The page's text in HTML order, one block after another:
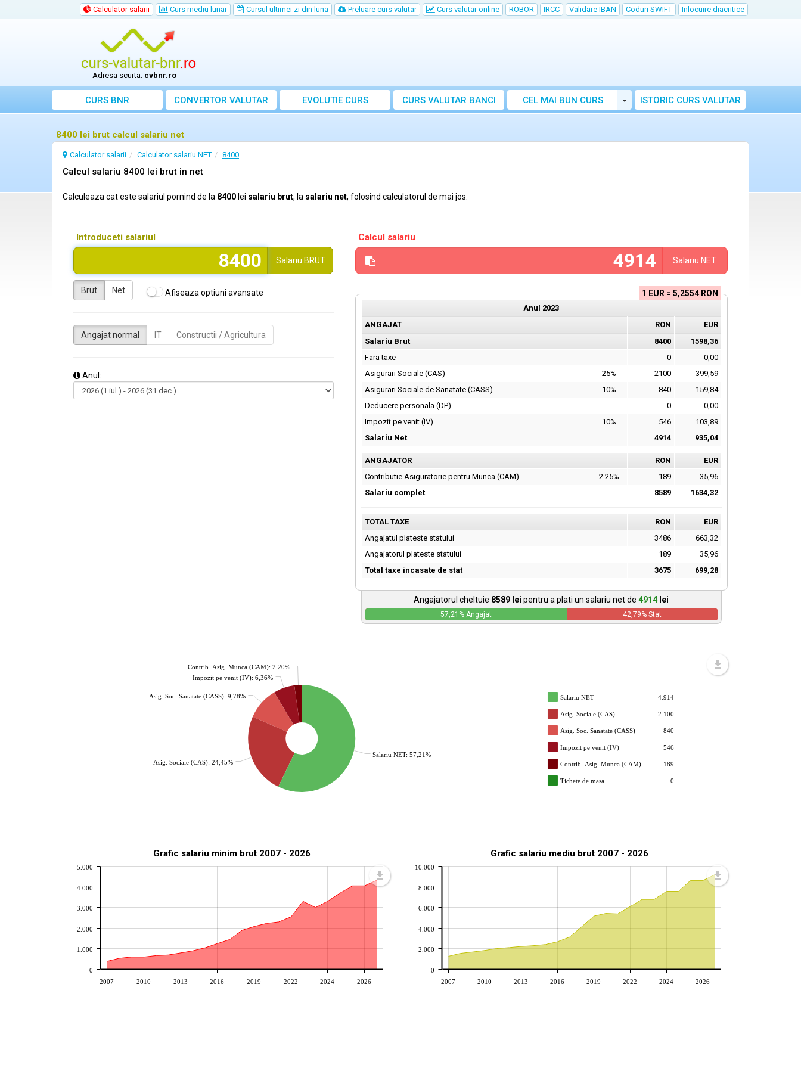
Calculator salarii Curs mediu lunar Cursul ultimei zi din luna Preluare curs valutar Curs valutar online ROBOR IRCC Validare IBAN Coduri SWIFT Inlocuire diacritice
Adresa scurta: cvbnr.ro
CURS BNR CONVERTOR VALUTAR EVOLUTIE CURS CURS VALUTAR BANCI CEL MAI BUN CURS Toggle Dropdown
ISTORIC CURS VALUTAR
8400 lei brut calcul salariu net
Calculator salarii Calculator salariu NET 8400
Calcul salariu 8400 lei brut in net
Calculeaza cat este salariul pornind de la 8400 lei salariu brut, la salariu net, folosind calculatorul de mai jos:
Introduceti salariul
Salariu BRUT
Brut Net Afiseaza optiuni avansate
Angajat normal IT Constructii / Agricultura
Anul:
Calcul salariu
Salariu NET
1 EUR = 5,2554 RON
Anul 2023
ANGAJAT
RON
EUR
Salariu Brut
8400
1598,36
Fara taxe
0
0,00
Asigurari Sociale (CAS)
25% 2100
399,59
Asigurari Sociale de Sanatate (CASS)
10% 840
159,84
Deducere personala (DP)
0
0,00
Impozit pe venit (IV)
10% 546
103,89
Salariu Net
4914 935,04
ANGAJATOR RON
EUR
Contributie Asiguratorie pentru Munca (CAM)
2.25% 189
35,96
Salariu complet
8589 1634,32
TOTAL TAXE RON
EUR
Angajatul plateste statului
3486
663,32
Angajatorul plateste statului
189
35,96
Total taxe incasate de stat
3675 699,28
Angajatorul cheltuie 8589 lei pentru a plati un salariu net de4914 lei
57,21 % Angajat 42,79% Stat
Salariu NET: 57,21%
Asig. Sociale (CAS): 24,45%
Asig. Soc. Sanatate (CASS): 9,78%
Impozit pe venit (IV): 6,36%
Contrib. Asig. Munca (CAM): 2,20%
Salariu NET 4.914
Asig. Sociale (CAS) 2.100
Asig. Soc. Sanatate (CASS) 840
Impozit pe venit (IV) 546
Contrib. Asig. Munca (CAM) 189
Tichete de masa 0
Grafic salariu minim brut 2007 - 2026
2007 2010 2013 2016 2019 2022 2024 2026
0
1.000
2.000
3.000
4.000
5.000
Grafic salariu mediu brut 2007 - 2026
2007 2010 2013 2016 2019 2022 2024 2026
0
2.000
4.000
6.000
8.000
10.000